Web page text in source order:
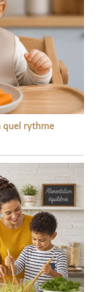
quel rythme